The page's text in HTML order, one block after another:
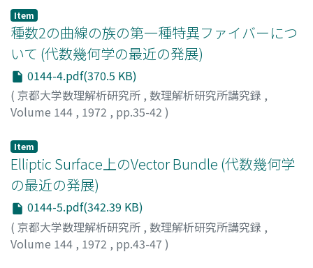
Item
種数2の曲線の族の第一種特異ファイバーにつ
いて (代数幾何学の最近の発展)
0144-4.pdf(370.5 KB)
( 京都大学数理解析研究所 , 数理解析研究所講究録 ,
Volume 144 , 1972 , pp.35-42 )
Item
Elliptic Surface上のVector Bundle (代数幾何学
の最近の発展)
0144-5.pdf(342.39 KB)
( 京都大学数理解析研究所 , 数理解析研究所講究録 ,
Volume 144 , 1972 , pp.43-47 )